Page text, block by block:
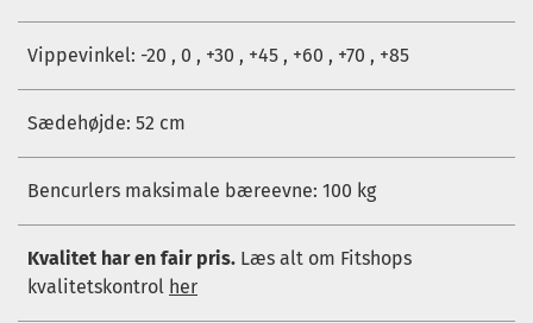
Vippevinkel: -20 , 0 , +30 , +45 , +60 , +70 , +85
Sædehøjde: 52 cm
Bencurlers maksimale bæreevne: 100 kg
Kvalitet har en fair pris. Læs alt om Fitshops
kvalitetskontrol her